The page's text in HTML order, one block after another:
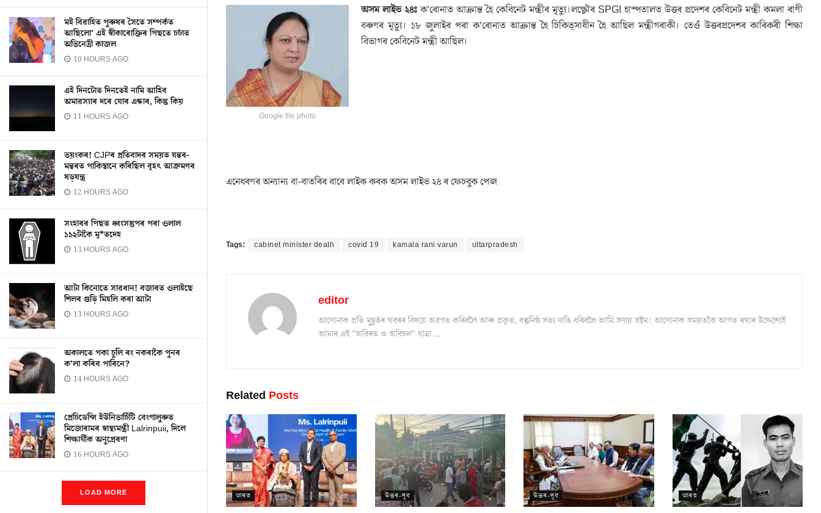
মই বিৱাহিত পুৰুষৰ সৈতে সম্পৰ্কত
আছিলো’ এই স্বীকাৰোক্তিৰ পিছতে চৰ্চাত
অভিনেত্ৰী কাজল
10 HOURS AGO
এই দিনটোত দিনতেই নামি আহিব
অমাৱস্যাৰ দৰে ঘোৰ এন্ধাৰ, কিন্তু কিয়
11 HOURS AGO
ভয়ংকৰ! CJPৰ প্ৰতিবাদৰ সময়ত যন্তৰ-
মন্তৰত পাকিস্তানে কৰিছিল বৃহৎ আক্ৰমণৰ
ষড়যন্ত্ৰ
12 HOURS AGO
সংহাৰৰ পিছত ধ্বংসস্তুপৰ পৰা ওলাল
১১২টাকৈ মৃ*তদেহ
13 HOURS AGO
আটা কিনোতে সাৱধান! বজাৰত ওলাইছে
শিলৰ গুড়ি মিহলি কৰা আটা
13 HOURS AGO
অকালতে পকা চুলি ৰং নকৰাকৈ পুনৰ
ক’লা কৰিব পাৰিনে?
14 HOURS AGO
প্ৰেচিডেন্সি ইউনিভাৰ্চিটি বেংগালুৰুত
মিজোৰামৰ স্বাস্থ্যমন্ত্ৰী Lalrinpuii, দিলে
শিক্ষাৰ্থীক অনুপ্ৰেৰণা
16 HOURS AGO
LOAD MORE
Google file photo
অসম লাইভ ২৪ঃক’ৰোনাত আক্ৰান্ত হৈ কেবিনেট মন্ত্ৰীৰ মৃত্যু।লক্ষ্ণৌৰ SPGI হাস্পতালত উত্তৰ প্ৰদেশৰ কেবিনেট মন্ত্ৰী কমলা ৰাণী
বৰুণৰ মৃত্যু। ১৮ জুলাইৰ পৰা ক’ৰোনাত আক্ৰান্ত হৈ চিকিত্সাধীন হৈ আছিল মন্ত্ৰীগৰাকী। তেওঁ উত্তৰপ্ৰদেশৰ কাৰিকৰী শিক্ষা
বিভাগৰ কেবিনেট মন্ত্ৰী আছিল।
এনেধৰণৰ অন্যান্য বা-বাতৰিৰ বাবে লাইক কৰক অসম লাইভ ২৪ ৰ ফেচবুক পেজ
Tags: cabinet minister death covid 19 kamala rani varun uttarpradesh
editor
আপোনাক প্ৰতি মুহূৰ্তৰ খবৰৰ বিষয়ে অৱগত কৰিবলৈ আৰু প্ৰকৃত, বস্তুনিষ্ঠ সত্য দাঙি ধৰিবলৈ আমি সদায় সষ্টম। আপোনাক সময়তকৈ আগত ৰখাৰ উদ্দেশ্যেই
আমাৰ এই "অবিৰত ও অবিচল" যাত্ৰা ...
Related Posts
ভাৰত উত্তৰ-পূব উত্তৰ-পূব ভাৰত